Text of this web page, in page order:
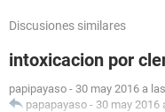
Discusiones similares
intoxicacion por
papipayaso - 30 may 2016 a
papapayaso - 30 may 2016